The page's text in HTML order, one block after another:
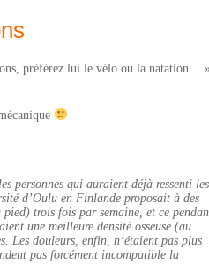
préférez lui le vélo ou la natation… »
personnes qui auraient déjà ressenti les
d’Oulu en Finlande proposait à des
trois fois par semaine, et ce
une meilleure densité osseuse (au
Les douleurs, enfin, n’étaient pas plus
pas forcément incompatible la